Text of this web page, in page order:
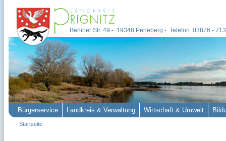
Berliner Str. 49 - 19348 Perleberg - Telefon: 03876 -
Bürgerservice Landkreis & Verwaltung Wirtschaft & Umwelt
Startseite